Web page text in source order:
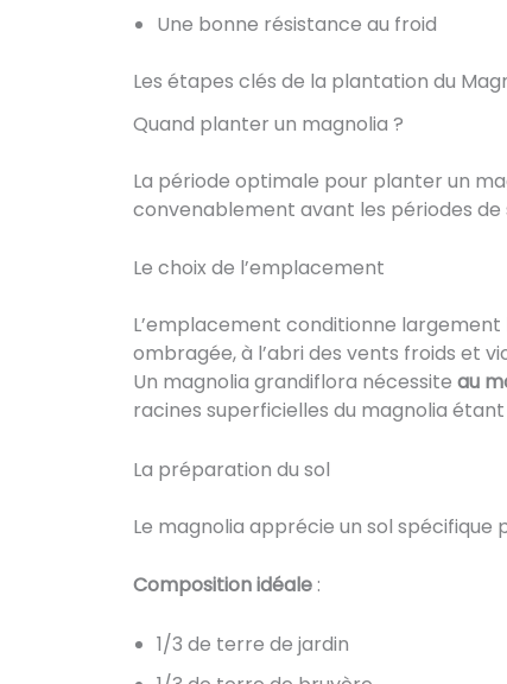
Une bonne résistance au froid
Les étapes clés de la plantation du
Quand planter un magnolia ?
La période optimale pour planter un
convenablement avant les périodes
Le choix de l’emplacement
L’emplacement conditionne largement
ombragée, à l’abri des vents froids et
Un magnolia grandiflora nécessite au
racines superficielles du magnolia
La préparation du sol
Le magnolia apprécie un sol spécifique
Composition idéale :
1/3 de terre de jardin